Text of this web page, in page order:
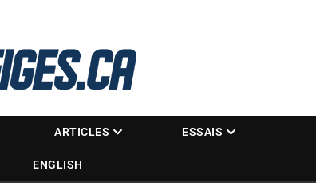
ARTICLES ESSAIS
ENGLISH